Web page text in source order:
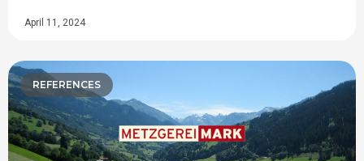
April 11, 2024
REFERENCES